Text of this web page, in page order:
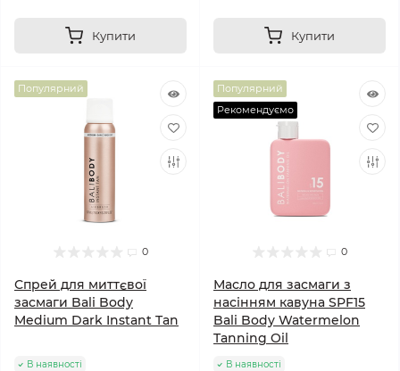
Купити Купити
Популярний
0
Спрей для миттєвої
засмаги Bali Body
Medium Dark Instant Tan
В наявності
Популярний
Рекомендуємо
0
Масло для засмаги з
насінням кавуна SPF15
Bali Body Watermelon
Tanning Oil
В наявності